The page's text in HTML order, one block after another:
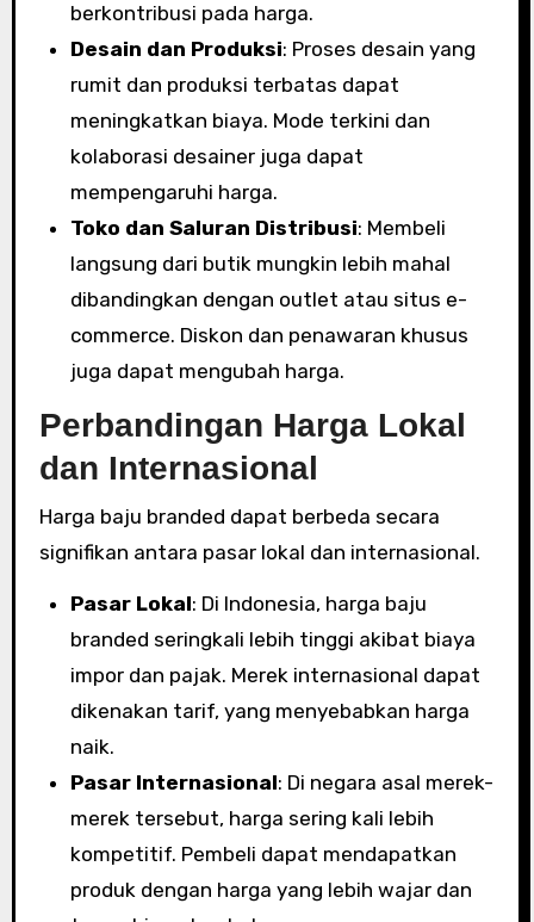
berkontribusi pada harga.
Desain dan Produksi: Proses desain yang
rumit dan produksi terbatas dapat
meningkatkan biaya. Mode terkini dan
kolaborasi desainer juga dapat
mempengaruhi harga.
Toko dan Saluran Distribusi: Membeli
langsung dari butik mungkin lebih mahal
dibandingkan dengan outlet atau situs e-
commerce. Diskon dan penawaran khusus
juga dapat mengubah harga.
Perbandingan Harga Lokal
dan Internasional
Harga baju branded dapat berbeda secara
signifikan antara pasar lokal dan internasional.
Pasar Lokal: Di Indonesia, harga baju
branded seringkali lebih tinggi akibat biaya
impor dan pajak. Merek internasional dapat
dikenakan tarif, yang menyebabkan harga
naik.
Pasar Internasional: Di negara asal merek-
merek tersebut, harga sering kali lebih
kompetitif. Pembeli dapat mendapatkan
produk dengan harga yang lebih wajar dan